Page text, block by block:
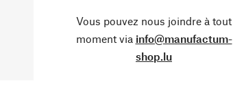
Vous pouvez nous joindre à tout
moment via info@manufactum-
shop.lu